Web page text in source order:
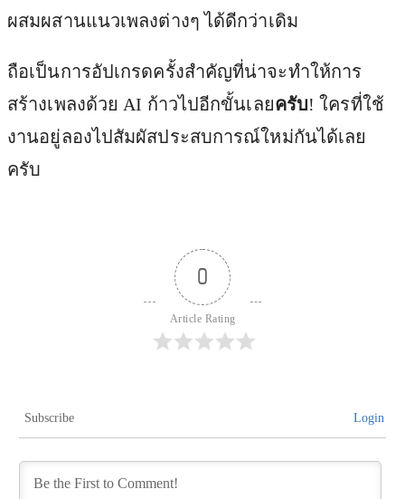
ผสมผสานแนวเพลงต่างๆ ได้ดีกว่าเดิม
ถือเป็นการอัปเกรดครั้งสำคัญที่น่าจะทำให้การ
สร้างเพลงด้วย AI ก้าวไปอีกขั้นเลยครับ! ใครที่ใช้
งานอยู่ลองไปสัมผัสประสบการณ์ใหม่กันได้เลย
ครับ
0
Article Rating
Subscribe Login